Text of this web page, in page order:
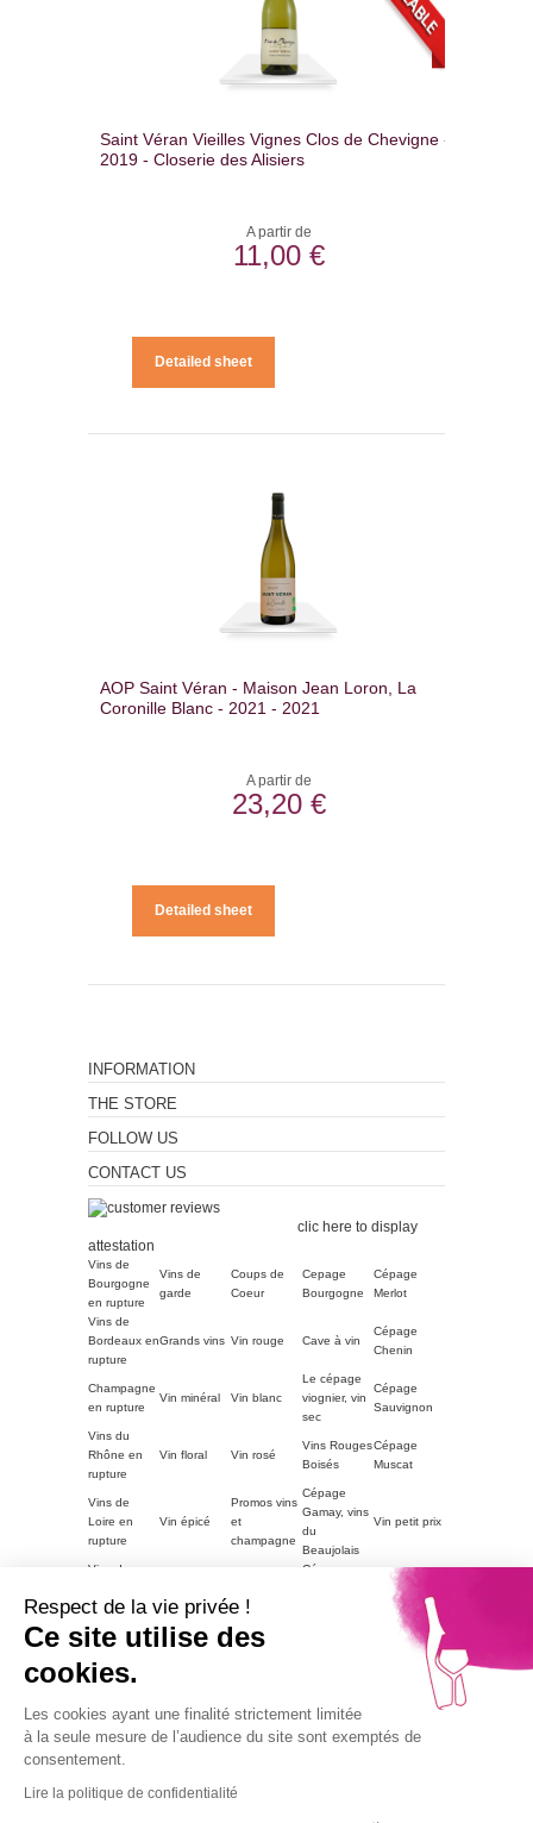
Saint Véran Vieilles Vignes Clos de Chevigne -
2019 - Closerie des Alisiers
A partir de
11,00 €
Detailed sheet
AOP Saint Véran - Maison Jean Loron, La
Coronille Blanc - 2021 - 2021
A partir de
23,20 €
Detailed sheet
INFORMATION
THE STORE
FOLLOW US
CONTACT US
clic here to display
attestation
Vins de
Bourgogne
en rupture
Vins de
garde
Coups de
Coeur
Cepage
Bourgogne
Cépage
Merlot
Vins de
Bordeaux en
rupture
Grands vins Vin rouge Cave à vin
Cépage
Chenin
Champagne
en rupture
Vin minéral Vin blanc
Le cépage
viognier, vin
sec
Cépage
Sauvignon
Vins du
Rhône en
rupture
Vin floral Vin rosé
Vins Rouges
Boisés
Cépage
Muscat
Vins de
Loire en
rupture
Vin épicé
Promos vins
et
champagne
Cépage
Gamay, vins
du
Beaujolais
Vin petit prix
Vins du
en rupture
tanniques
METS
Cépage
Champagne
petit prix
Autres
régions en
rupture
Vins
LE VIN PAR
Vin blanc
Vins de
en rupture
Part2
Vins corsés Vouvray
Chardonnay
Vins fruités
Alcohol abuse is dangerous for health, consume with
Respect de la vie privée !
Ce site utilise des
cookies.
Les cookies ayant une finalité strictement limitée
à la seule mesure de l’audience du site sont exemptés de
consentement.
Lire la politique de confidentialité